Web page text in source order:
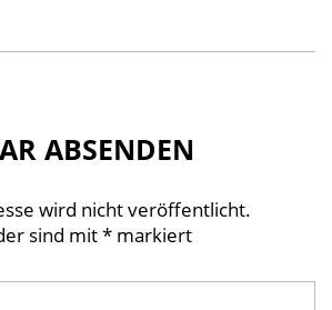
ABSENDEN
wird nicht veröffentlicht.
sind mit* markiert